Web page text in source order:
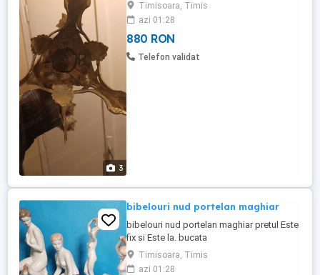
3
Timisoara, Timis
azi 01:28
880 RON
Telefon validat
bibelouri nud portelan maghiar
bibelouri nud portelan maghiar pretul Este
fix si Este la. bucata
Timisoara, Timis
azi 01:28